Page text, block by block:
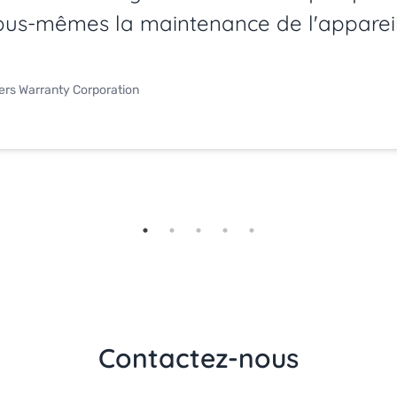
mêmes la maintenance de
Warranty Corporation
Contactez-nous